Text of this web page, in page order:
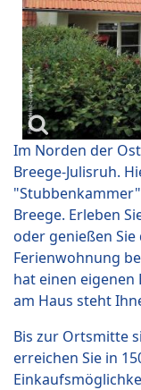
Im Norden der
Breege-Julisruh.
Breege. Erleben
oder genießen Sie
Ferienwohnung
hat einen eigenen
am Haus steht
Bis zur Ortsmitte
erreichen Sie in